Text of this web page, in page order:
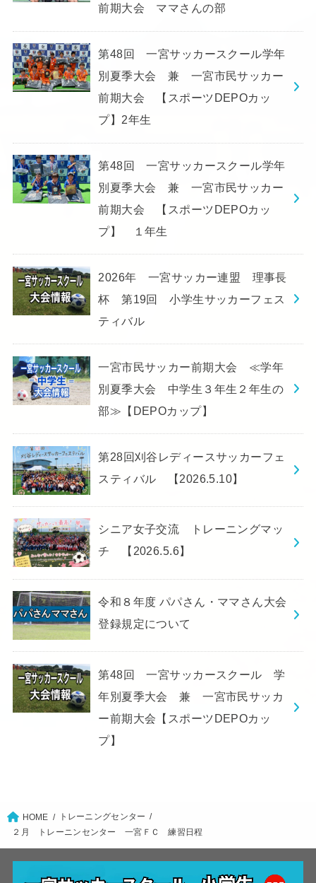
前期大会 ママさんの部
第48回 一宮サッカースクール学年
別夏季大会 兼 一宮市民サッカー
前期大会 【スポーツDEPOカッ
プ】2年生
第48回 一宮サッカースクール学年
別夏季大会 兼 一宮市民サッカー
前期大会 【スポーツDEPOカッ
プ】 １年生
2026年 一宮サッカー連盟 理事長
杯 第19回 小学生サッカーフェス
ティバル
一宮市民サッカー前期大会 ≪学年
別夏季大会 中学生３年生２年生の
部≫【DEPOカップ】
第28回刈谷レディースサッカーフェ
スティバル 【2026.5.10】
シニア女子交流 トレーニングマッ
チ 【2026.5.6】
令和８年度 パパさん・ママさん大会
登録規定について
第48回 一宮サッカースクール 学
年別夏季大会 兼 一宮市民サッカ
ー前期大会【スポーツDEPOカッ
プ】
HOME
トレーニングセンター
２月 トレーニンセンター 一宮ＦＣ 練習日程